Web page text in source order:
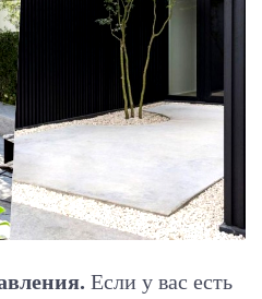
Если у вас есть